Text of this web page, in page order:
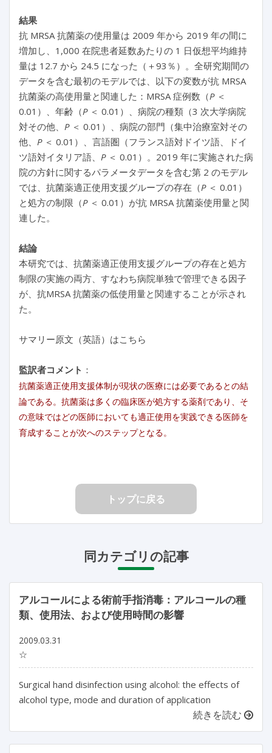
結果
抗 MRSA 抗菌薬の使用量は 2009 年から 2019 年の間に
増加し、1,000 在院患者延数あたりの 1 日仮想平均維持
量は 12.7 から 24.5 になった（＋93％）。全研究期間の
データを含む最初のモデルでは、以下の変数が抗 MRSA
抗菌薬の高使用量と関連した：MRSA 症例数（P＜
0.01）、年齢（P＜ 0.01）、病院の種類（3 次大学病院
対その他、 P＜ 0.01）、病院の部門（集中治療室対その
他、 P＜ 0.01）、言語圏（フランス語対ドイツ語、ドイ
ツ語対イタリア語、 P＜ 0.01）。2019 年に実施された病
院の方針に関するパラメータデータを含む第 2 のモデル
では、抗菌薬適正使用支援グループの存在（P＜ 0.01）
と処方の制限（P＜ 0.01）が抗 MRSA 抗菌薬使用量と関
連した。
結論
本研究では、抗菌薬適正使用支援グループの存在と処方
制限の実施の両方、すなわち病院単独で管理できる因子
が、抗MRSA 抗菌薬の低使用量と関連することが示され
た。
サマリー原文（英語）はこちら
監訳者コメント ：
抗菌薬適正使用支援体制が現状の医療には必要であるとの結
論である。抗菌薬は多くの臨床医が処方する薬剤であり、そ
の意味ではどの医師においても適正使用を実践できる医師を
育成することが次へのステップとなる。
トップに戻る
同カテゴリの記事
アルコールによる術前手指消毒：アルコールの種
類、使用法、および使用時間の影響
2009.03.31
☆
Surgical hand disinfection using alcohol: the effects of
alcohol type, mode and duration of application
続きを読む